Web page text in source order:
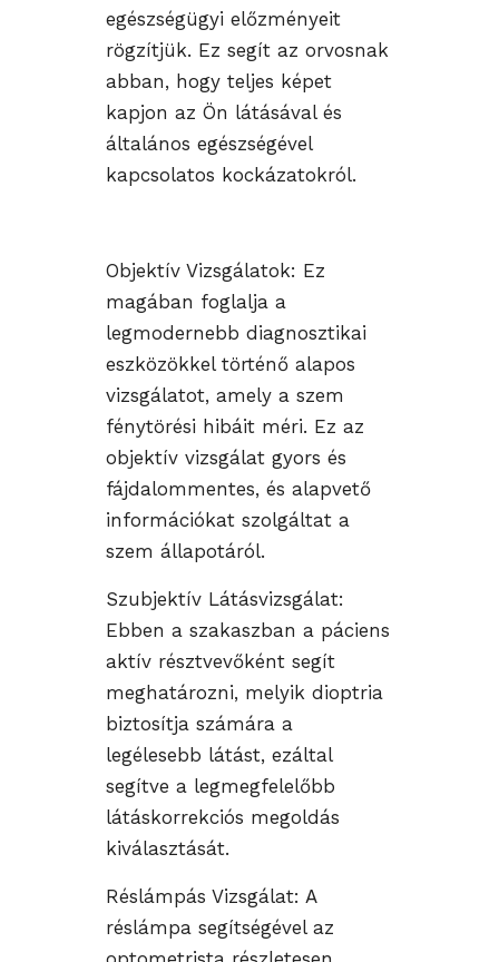
egészségügyi előzményeit
rögzítjük. Ez segít az orvosnak
abban, hogy teljes képet
kapjon az Ön látásával és
általános egészségével
kapcsolatos kockázatokról.
Objektív Vizsgálatok: Ez
magában foglalja a
legmodernebb diagnosztikai
eszközökkel történő alapos
vizsgálatot, amely a szem
fénytörési hibáit méri. Ez az
objektív vizsgálat gyors és
fájdalommentes, és alapvető
információkat szolgáltat a
szem állapotáról.
Szubjektív Látásvizsgálat:
Ebben a szakaszban a páciens
aktív résztvevőként segít
meghatározni, melyik dioptria
biztosítja számára a
legélesebb látást, ezáltal
segítve a legmegfelelőbb
látáskorrekciós megoldás
kiválasztását.
Réslámpás Vizsgálat: A
réslámpa segítségével az